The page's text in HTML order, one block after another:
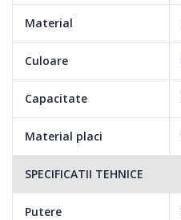
Depozitare pe verticala
Material
Culoare
Capacitate
Material placi
SPECIFICATII TEHNICE
Putere